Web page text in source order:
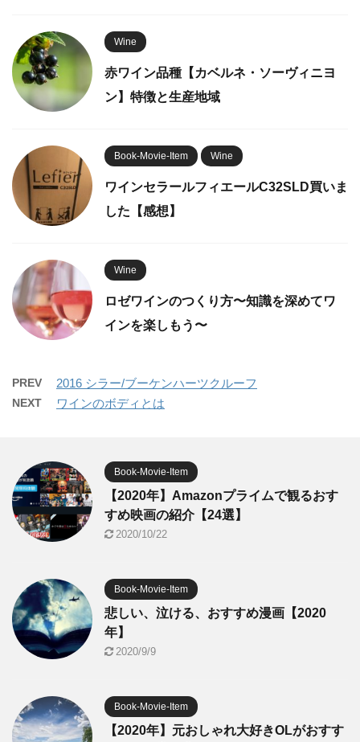
Wine
赤ワイン品種【カベルネ・ソーヴィニヨ
ン】特徴と生産地域
Book-Movie-Item Wine
ワインセラールフィエールC32SLD買いま
した【感想】
Wine
ロゼワインのつくり方〜知識を深めてワ
インを楽しもう〜
PREV 2016 シラー/ブーケンハーツクルーフ
NEXT ワインのボディとは
Book-Movie-Item
【2020年】Amazonプライムで観るおす
すめ映画の紹介【24選】
2020/10/22
Book-Movie-Item
悲しい、泣ける、おすすめ漫画【2020
年】
2020/9/9
Book-Movie-Item
【2020年】元おしゃれ大好きOLがおすす